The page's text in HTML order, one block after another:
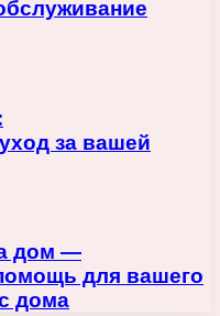
за вашей
дом —
для вашего
дома